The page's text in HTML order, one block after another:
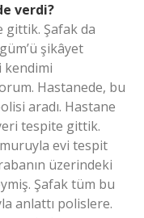
verdi?
gittik. Şafak da
şikâyet
kendimi
Hastanede, bu
aradı. Hastane
tespite gittik.
evi tespit
üzerindeki
Şafak tüm bu
anlattı polislere.